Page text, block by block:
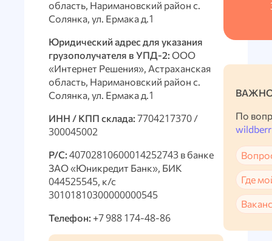
область, Наримановский район с.
Солянка, ул. Ермака д.1
Юридический адрес для указания
грузополучателя в УПД-2: ООО
«Интернет Решения», Астраханская
область, Наримановский район с.
Солянка, ул. Ермака д.1
ИНН / КПП склада: 7704217370 /
300045002
Р/С: 40702810600014252743 в банке
ЗАО «Юникредит Банк», БИК
044525545, к/с
30101810300000000545
Телефон: +7 988 174-48-86
По
Где